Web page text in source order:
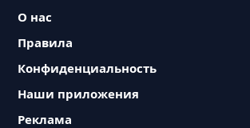
О нас
Правила
Конфиденциальность
Наши приложения
Реклама